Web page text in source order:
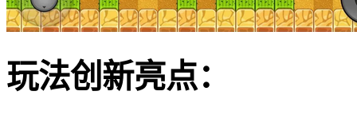
玩法创新亮点：